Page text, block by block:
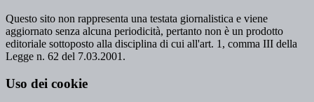
Questo sito non rappresenta una testata giornalistica e viene
aggiornato senza alcuna periodicità, pertanto non è un prodotto
editoriale sottoposto alla disciplina di cui all'art. 1, comma III della
Legge n. 62 del 7.03.2001.
Uso dei cookie